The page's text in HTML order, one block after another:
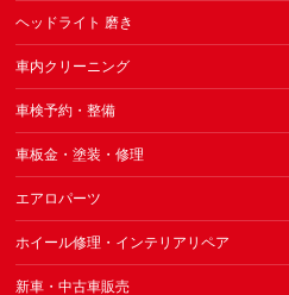
ヘッドライト 磨き
車内クリーニング
車検予約・整備
車板金・塗装・修理
エアロパーツ
ホイール修理・インテリアリペア
新車・中古車販売